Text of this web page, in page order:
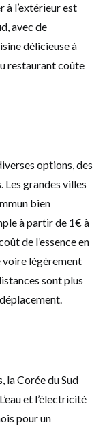
à l’extérieur est
avec de
délicieuse à
restaurant coûte
options, des
grandes villes
bien
à partir de 1€ à
de l’essence en
voire légèrement
sont plus
la Corée du Sud
et l’électricité
pour un